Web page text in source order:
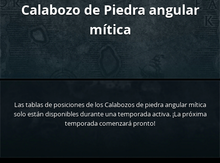
Calabozo de Piedra angular
mítica
Las tablas de posiciones de los Calabozos de piedra angular mítica
solo están disponibles durante una temporada activa. ¡La próxima
temporada comenzará pronto!